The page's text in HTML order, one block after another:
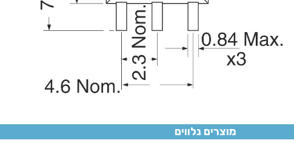
מוצרים נלווים